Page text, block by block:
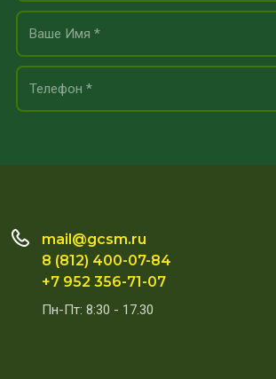
mail@gcsm.ru
8 (812) 400-07-84
+7 952 356-71-07
Пн-Пт: 8:30 - 17.30